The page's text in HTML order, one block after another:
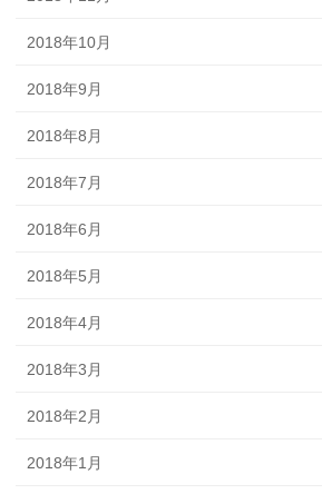
2018年10月
2018年9月
2018年8月
2018年7月
2018年6月
2018年5月
2018年4月
2018年3月
2018年2月
2018年1月